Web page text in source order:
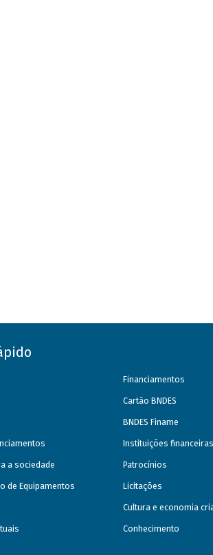
a sociedade
de Equipamentos
Financiamentos
Cartão BNDES
BNDES Finame
Instituições
Patrocínios
Licitações
Cultura e economia
Conhecimento